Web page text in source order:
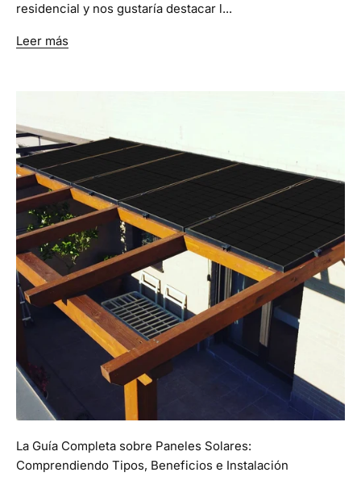
residencial y nos gustaría destacar l...
Leer más
La Guía Completa sobre Paneles Solares:
Comprendiendo Tipos, Beneficios e Instalación